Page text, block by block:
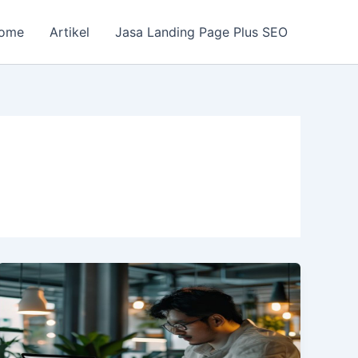
Artikel Jasa Landing Page Plus SEO